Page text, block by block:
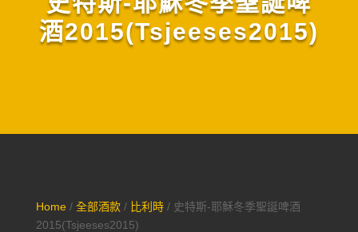
酒2015(Tsjeeses2015)
Home/ 全部酒款/ 比利時/ 史特斯-耶穌冬季聖誕啤酒
2015(Tsjeeses2015)